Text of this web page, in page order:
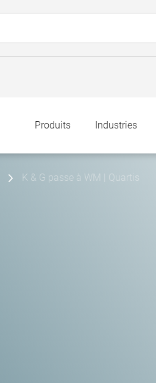
Produits Industries
K & G passe à WM | Quartis